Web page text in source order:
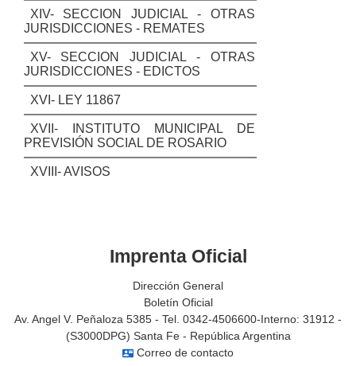
XIV- SECCION JUDICIAL - OTRAS
JURISDICCIONES - REMATES
XV- SECCION JUDICIAL - OTRAS
JURISDICCIONES - EDICTOS
XVI- LEY 11867
XVII- INSTITUTO MUNICIPAL DE
PREVISIÓN SOCIAL DE ROSARIO
XVIII- AVISOS
Imprenta Oficial
Dirección General
Boletín Oficial
Av. Angel V. Peñaloza 5385 - Tel. 0342-4506600-Interno: 31912 -
(S3000DPG) Santa Fe - República Argentina
contact_mail Correo de contacto